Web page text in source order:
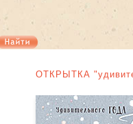
ОТКРЫТКА